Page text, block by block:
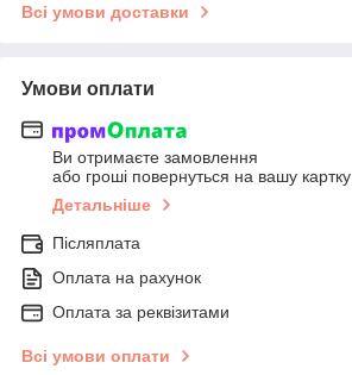
Всі умови доставки
Умови оплати
Ви отримаєте замовлення
або гроші повернуться на вашу картку
Детальніше
Післяплата
Оплата на рахунок
Оплата за реквізитами
Всі умови оплати